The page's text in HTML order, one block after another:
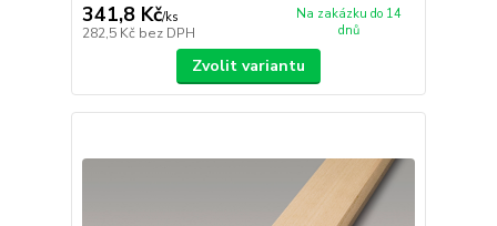
341,8 Kč/ks
282,5 Kč bez DPH
Na zakázku do 14
dnů
Zvolit variantu